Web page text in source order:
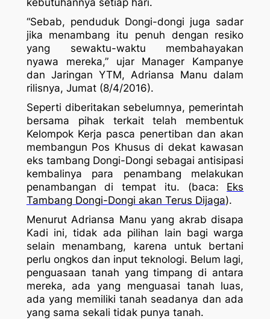
“Sebab, penduduk Dongi-dongi juga sadar
jika menambang itu penuh dengan resiko
yang sewaktu-waktu membahayakan
nyawa mereka,” ujar Manager Kampanye
dan Jaringan YTM, Adriansa Manu dalam
rilisnya, Jumat (8/4/2016).
Seperti diberitakan sebelumnya, pemerintah
bersama pihak terkait telah membentuk
Kelompok Kerja pasca penertiban dan akan
membangun Pos Khusus di dekat kawasan
eks tambang Dongi-Dongi sebagai antisipasi
kembalinya para penambang melakukan
penambangan di tempat itu. (baca:
Eks
Tambang Dongi-Dongi akan Terus Dijaga).
Menurut Adriansa Manu yang akrab disapa
Kadi ini, tidak ada pilihan lain bagi warga
selain menambang, karena untuk bertani
perlu ongkos dan input teknologi. Belum lagi,
penguasaan tanah yang timpang di antara
mereka, ada yang menguasai tanah luas,
ada yang memiliki tanah seadanya dan ada
yang sama sekali tidak punya tanah.